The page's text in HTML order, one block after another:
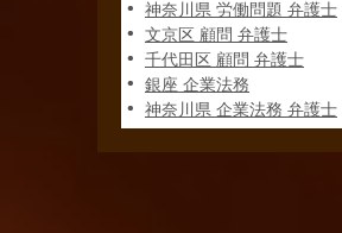
神奈川県 労働問題 弁護士
文京区 顧問 弁護士
千代田区 顧問 弁護士
銀座 企業法務
神奈川県 企業法務 弁護士